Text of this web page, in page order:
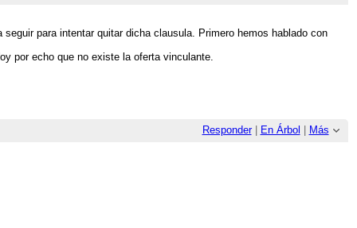
para intentar quitar dicha clausula. Primero hemos hablado con
por echo que no existe la oferta vinculante.
Responder| En Árbol Más